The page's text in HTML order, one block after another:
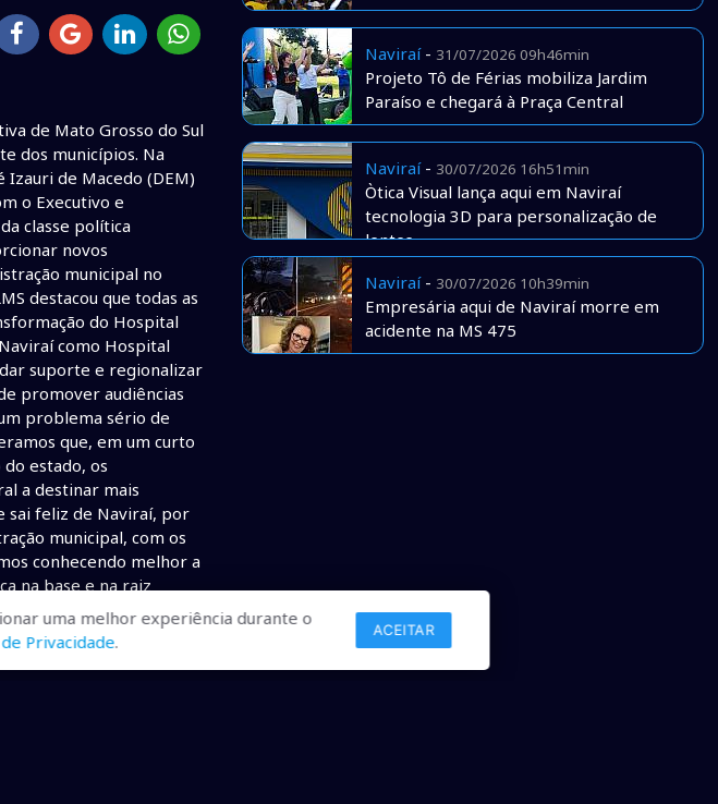
de Mato Grosso do Sul
dos municípios. Na
de Macedo (DEM)
o Executivo e
classe política
novos
municipal no
destacou que todas as
do Hospital
como Hospital
suporte e regionalizar
promover audiências
problema sério de
que, em um curto
estado, os
a destinar mais
sai feliz de Naviraí, por
municipal, com os
conhecendo melhor a
na base e na raiz
mandato na
que é o deputado
relação harmoniosa,
Naviraí- 31/07/2026 09h46min
Projeto Tô de Férias mobiliza Jardim
Paraíso e chegará à Praça Central
Naviraí- 30/07/2026 16h51min
Òtica Visual lança aqui em Naviraí
tecnologia 3D para personalização de
lentes
Naviraí- 30/07/2026 10h39min
Empresária aqui de Naviraí morre em
acidente na MS 475
uma melhor experiência durante o
Privacidade.
ACEITAR